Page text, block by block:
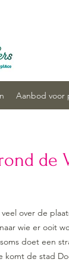
Aanbod voor
de
over de
wie er ooit
doet een
komt de stad